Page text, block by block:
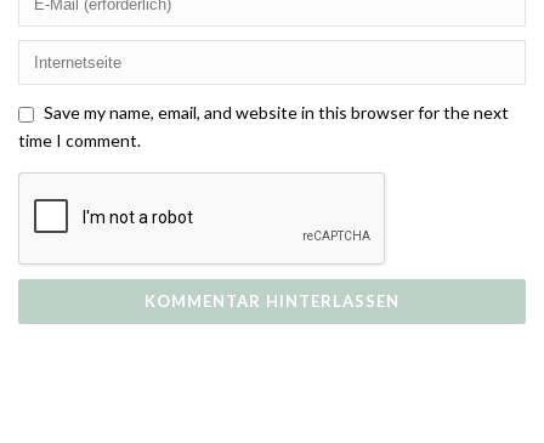
Save my name, email, and website in this browser for the next
time I comment.